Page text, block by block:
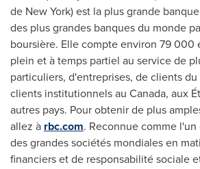
de New York) est la plus grande
des plus grandes banques du monde
boursière. Elle compte environ 79 000
plein et à temps partiel au service de
particuliers, d'entreprises, de clients
clients institutionnels au Canada, aux
autres pays. Pour obtenir de plus
allez à rbc.com. Reconnue comme
des grandes sociétés mondiales en
financiers et de responsabilité sociale